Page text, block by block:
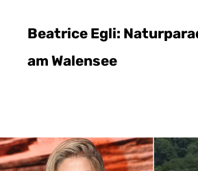
Beatrice Egli:
am Walensee